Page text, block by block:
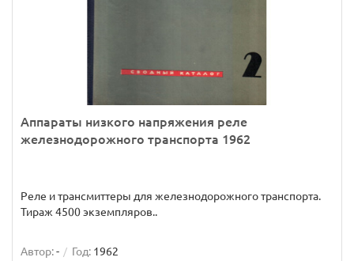
Аппараты низкого напряжения реле
железнодорожного транспорта 1962
Реле и трансмиттеры для железнодорожного транспорта.
Тираж 4500 экземпляров..
Автор:- Год: 1962